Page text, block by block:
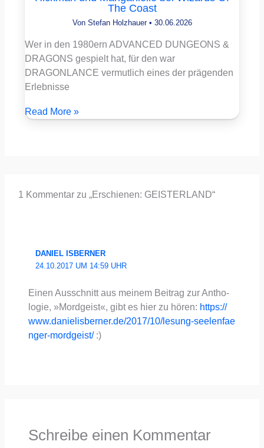
The Coast
Von Stefan Holzhauer • 30.06.2026
Wer in den 1980ern ADVANCED DUNGEONS &
DRAGONS gespielt hat, für den war
DRAGONLANCE vermutlich eines der prägenden
Erlebnisse
Read More »
1 Kommentar zu „Erschienen: GEISTERLAND“
DANIEL ISBERNER
24.10.2017 UM 14:59 UHR
Einen Aus­schnitt aus mei­nem Bei­trag zur Antho­
lo­gie, »Mord­geist«, gibt es hier zu hören: https://​
www​.danie​lis​ber​ner​.de/​2​0​1​7​/​1​0​/​l​e​s​u​n​g​-​s​e​e​l​e​n​f​a​e​
n​g​e​r​-​m​o​r​d​g​e​i​st/:)
Schreibe einen Kommentar